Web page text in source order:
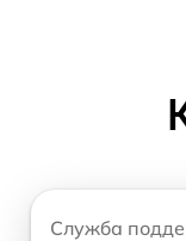
Служба